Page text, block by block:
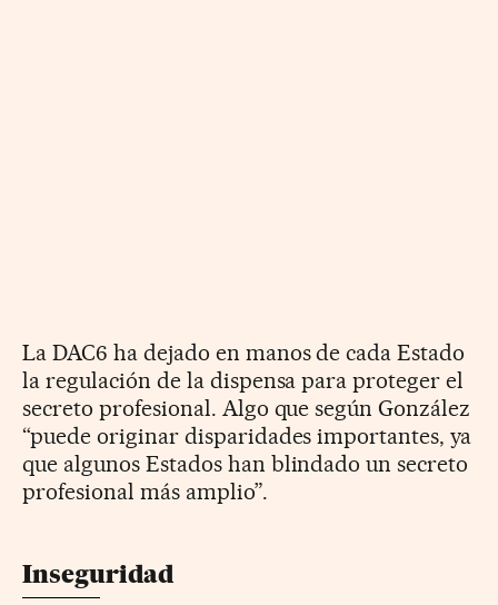
La DAC6 ha dejado en manos de cada Estado
la regulación de la dispensa para proteger el
secreto profesional. Algo que según González
“puede originar disparidades importantes, ya
que algunos Estados han blindado un secreto
profesional más amplio”.
Inseguridad